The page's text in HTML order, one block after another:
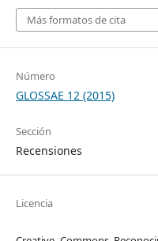
Más formatos de cita
Número
GLOSSAE 12 (2015)
Sección
Recensiones
Licencia